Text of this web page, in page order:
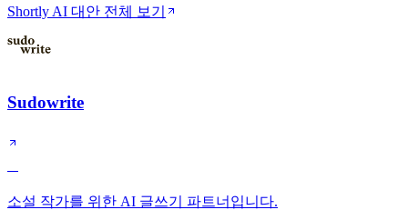
Shortly AI 대안 전체 보기
Sudowrite
소설 작가를 위한 AI 글쓰기 파트너입니다.